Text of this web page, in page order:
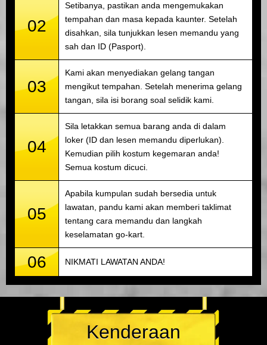
02
Setibanya, pastikan anda mengemukakan
tempahan dan masa kepada kaunter. Setelah
disahkan, sila tunjukkan lesen memandu yang
sah dan ID (Pasport).
03
Kami akan menyediakan gelang tangan
mengikut tempahan. Setelah menerima gelang
tangan, sila isi borang soal selidik kami.
04
Sila letakkan semua barang anda di dalam
loker (ID dan lesen memandu diperlukan).
Kemudian pilih kostum kegemaran anda!
Semua kostum dicuci.
05
Apabila kumpulan sudah bersedia untuk
lawatan, pandu kami akan memberi taklimat
tentang cara memandu dan langkah
keselamatan go-kart.
06 NIKMATI LAWATAN ANDA!
Kenderaan